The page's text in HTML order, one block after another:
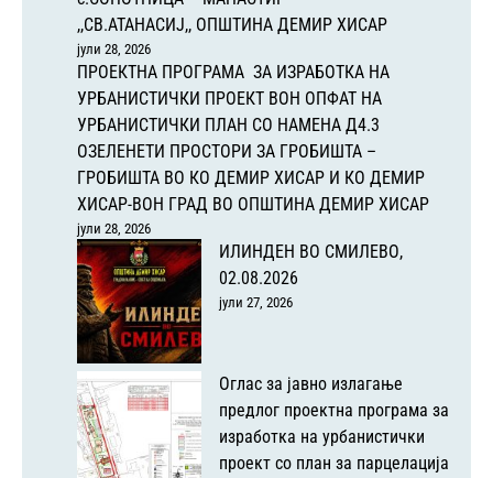
,,СВ.АТАНАСИЈ,, ОПШТИНА ДЕМИР ХИСАР
јули 28, 2026
ПРОЕКТНА ПРОГРАМА ЗА ИЗРАБОТКА НА
УРБАНИСТИЧКИ ПРОЕКТ ВОН ОПФАТ НА
УРБАНИСТИЧКИ ПЛАН СО НАМЕНА Д4.3
ОЗЕЛЕНЕТИ ПРОСТОРИ ЗА ГРОБИШТА –
ГРОБИШТА ВО КО ДЕМИР ХИСАР И КО ДЕМИР
ХИСАР-ВОН ГРАД ВО ОПШТИНА ДЕМИР ХИСАР
јули 28, 2026
ИЛИНДЕН ВО СМИЛЕВО,
02.08.2026
јули 27, 2026
Оглас за јавно излагање
предлог проектна програма за
изработка на урбанистички
проект со план за парцелација